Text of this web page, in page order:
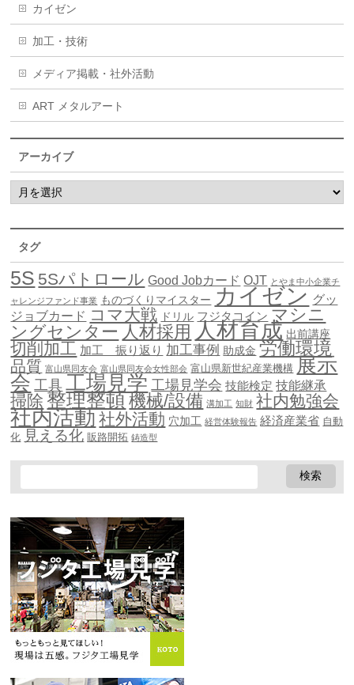
カイゼン
加工・技術
メディア掲載・社外活動
ART メタルアート
アーカイブ
タグ
5S 5Sパトロール Good Jobカード OJT とやま中小企業チ
ャレンジファンド事業 ものづくりマイスター カイゼン グッ
ジョブカード コマ大戦 ドリル フジタコイン マシニ
ングセンター 人材採用 人材育成 出前講座
切削加工 加工 振り返り 加工事例 助成金 労働環境
品質 富山県同友会 富山県同友会女性部会 富山県新世紀産業機構 展示
会 工具 工場見学 工場見学会 技能検定 技能継承
掃除 整理整頓機械/設備 溝加工 知財 社内勉強会
社内活動社外活動 穴加工 経営体験報告 経済産業省 自動
化 見える化 販路開拓 鋳造型